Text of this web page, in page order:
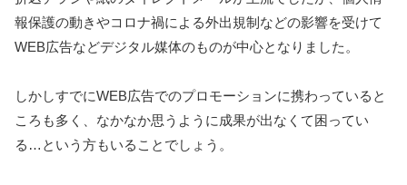
報保護の動きやコロナ禍による外出規制などの影響を受けて
WEB広告などデジタル媒体のものが中心となりました。
しかしすでにWEB広告でのプロモーションに携わっていると
ころも多く、なかなか思うように成果が出なくて困ってい
る…という方もいることでしょう。